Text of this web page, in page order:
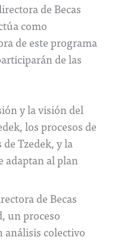
de Becas
como
de este programa
de las
y la visión del
los procesos de
Tzedek, y la
adaptan al plan
de Becas
un proceso
análisis colectivo